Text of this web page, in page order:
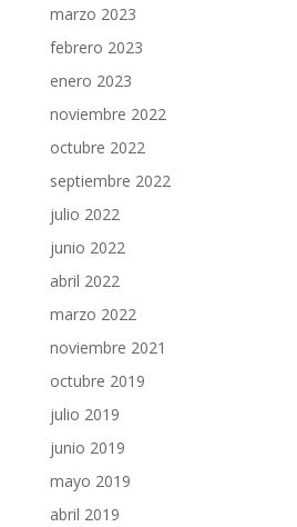
marzo 2023
febrero 2023
enero 2023
noviembre 2022
octubre 2022
septiembre 2022
julio 2022
junio 2022
abril 2022
marzo 2022
noviembre 2021
octubre 2019
julio 2019
junio 2019
mayo 2019
abril 2019